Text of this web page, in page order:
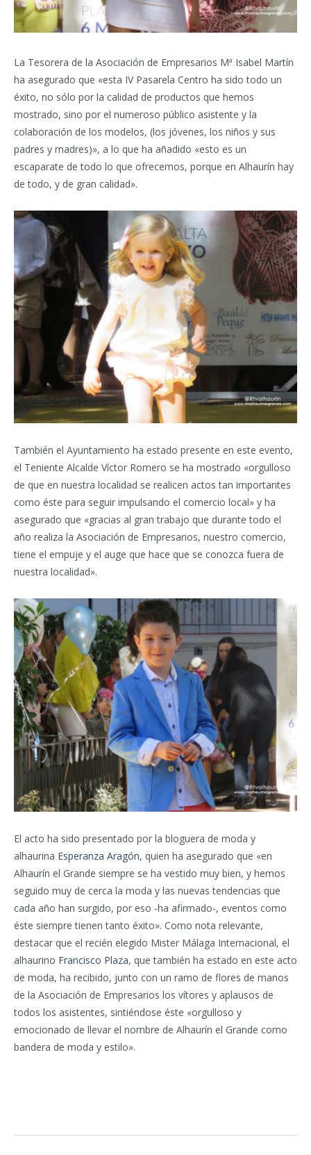
La Tesorera de la Asociación de Empresarios Mª Isabel Martín
ha asegurado que «esta IV Pasarela Centro ha sido todo un
éxito, no sólo por la calidad de productos que hemos
mostrado, sino por el numeroso público asistente y la
colaboración de los modelos, (los jóvenes, los niños y sus
padres y madres)», a lo que ha añadido «esto es un
escaparate de todo lo que ofrecemos, porque en Alhaurín hay
de todo, y de gran calidad».
También el Ayuntamiento ha estado presente en este evento,
el Teniente Alcalde Víctor Romero se ha mostrado «orgulloso
de que en nuestra localidad se realicen actos tan importantes
como éste para seguir impulsando el comercio local» y ha
asegurado que «gracias al gran trabajo que durante todo el
año realiza la Asociación de Empresarios, nuestro comercio,
tiene el empuje y el auge que hace que se conozca fuera de
nuestra localidad».
El acto ha sido presentado por la bloguera de moda y
alhaurina Esperanza Aragón, quien ha asegurado que «en
Alhaurín el Grande siempre se ha vestido muy bien, y hemos
seguido muy de cerca la moda y las nuevas tendencias que
cada año han surgido, por eso -ha afirmado-, eventos como
éste siempre tienen tanto éxito». Como nota relevante,
destacar que el recién elegido Mister Málaga Internacional, el
alhaurino Francisco Plaza, que también ha estado en este acto
de moda, ha recibido, junto con un ramo de flores de manos
de la Asociación de Empresarios los vítores y aplausos de
todos los asistentes, sintiéndose éste «orgulloso y
emocionado de llevar el nombre de Alhaurín el Grande como
bandera de moda y estilo».